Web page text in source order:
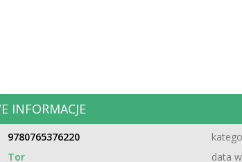
INFORMACJE
9780765376220
Tor data